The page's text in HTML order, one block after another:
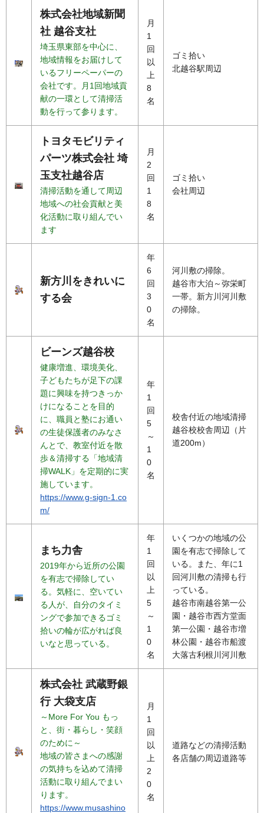
株式会社地域新聞
社 越谷支社
埼玉県東部を中心に、
地域情報をお届けして
いるフリーペーパーの
会社です。月1回地域貢
献の一環として清掃活
動を行って参ります。
月
1
回
以
上
8
名
ゴミ拾い
北越谷駅周辺
トヨタモビリティ
パーツ株式会社 埼
玉支社越谷店
清掃活動を通して周辺
地域への社会貢献と美
化活動に取り組んでい
ます
月
2
回
1
8
名
ゴミ拾い
会社周辺
新方川をきれいに
する会
年
6
回
3
0
名
河川敷の掃除。
越谷市大泊～弥栄町
一帯。新方川河川敷
の掃除。
ビーンズ越谷校
健康増進、環境美化、
子どもたちが足下の課
題に興味を持つきっか
けになることを目的
に、職員と塾にお通い
の生徒保護者のみなさ
んとで、教室付近を散
歩＆清掃する「地域清
掃WALK」を定期的に実
施しています。
https://www.g-sign-1.co
m/
年
1
回
5
～
1
0
名
校舎付近の地域清掃
越谷校校舎周辺（片
道200m）
まち力舎
2019年から近所の公園
を有志で掃除してい
る。気軽に、空いてい
る人が、自分のタイミ
ングで参加できるゴミ
拾いの輪が広がれば良
いなと思っている。
年
1
回
以
上
5
～
1
0
名
いくつかの地域の公
園を有志で掃除して
いる。また、年に1
回河川敷の清掃も行
っている。
越谷市南越谷第一公
園・越谷市西方堂面
第一公園・越谷市増
林公園・越谷市船渡
大落古利根川河川敷
株式会社 武蔵野銀
行 大袋支店
～More For You もっ
と、街・暮らし・笑顔
のために～
地域の皆さまへの感謝
の気持ちを込めて清掃
活動に取り組んでまい
ります。
https://www.musashino
月
1
回
以
上
2
0
名
道路などの清掃活動
各店舗の周辺道路等